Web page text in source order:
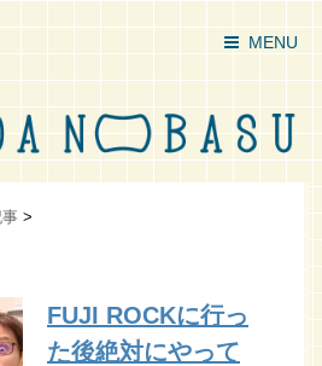
MENU
>
FUJI ROCKに行っ
た後絶対にやって